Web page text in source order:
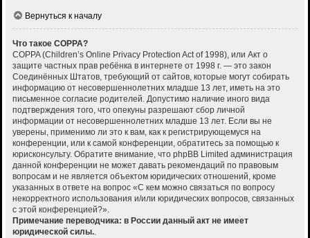
Вернуться к началу
Что такое COPPA?
COPPA (Children’s Online Privacy Protection Act of 1998), или Акт о
защите частных прав ребёнка в интернете от 1998 г. — это закон
Соединённых Штатов, требующий от сайтов, которые могут собирать
информацию от несовершеннолетних младше 13 лет, иметь на это
письменное согласие родителей. Допустимо наличие иного вида
подтверждения того, что опекуны разрешают сбор личной
информации от несовершеннолетних младше 13 лет. Если вы не
уверены, применимо ли это к вам, как к регистрирующемуся на
конференции, или к самой конференции, обратитесь за помощью к
юрисконсульту. Обратите внимание, что phpBB Limited администрация
данной конференции не может давать рекомендаций по правовым
вопросам и не является объектом юридических отношений, кроме
указанных в ответе на вопрос «С кем можно связаться по вопросу
некорректного использования и/или юридических вопросов, связанных
с этой конференцией?».
Примечание переводчика: в России данный акт не имеет
юридической силы..